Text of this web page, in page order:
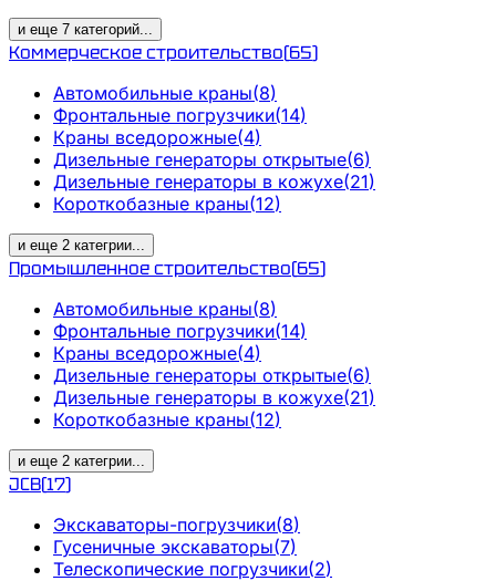
и еще 7 категорий...
Коммерческое строительство(65)
Автомобильные краны(8)
Фронтальные погрузчики(14)
Краны вседорожные(4)
Дизельные генераторы открытые(6)
Дизельные генераторы в кожухе(21)
Короткобазные краны(12)
и еще 2 категрии...
Промышленное строительство(65)
Автомобильные краны(8)
Фронтальные погрузчики(14)
Краны вседорожные(4)
Дизельные генераторы открытые(6)
Дизельные генераторы в кожухе(21)
Короткобазные краны(12)
и еще 2 категрии...
JCB(17)
Экскаваторы-погрузчики(8)
Гусеничные экскаваторы(7)
Телескопические погрузчики(2)